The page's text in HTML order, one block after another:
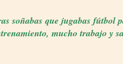
soñabas que jugabas fútbol
mucho trabajo y